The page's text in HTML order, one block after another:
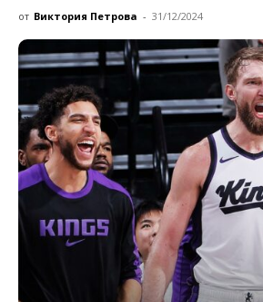
от Виктория Петрова - 31/12/2024